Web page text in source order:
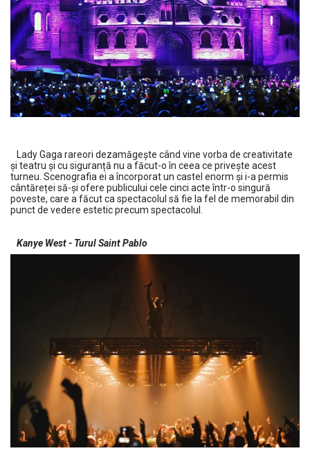
Lady Gaga rareori dezamăgește când vine vorba de creativitate
și teatru și cu siguranță nu a făcut-o în ceea ce privește acest
turneu. Scenografia ei a încorporat un castel enorm și i-a permis
cântăreței să-și ofere publicului cele cinci acte într-o singură
poveste, care a făcut ca spectacolul să fie la fel de memorabil din
punct de vedere estetic precum spectacolul.
Kanye West - Turul Saint Pablo